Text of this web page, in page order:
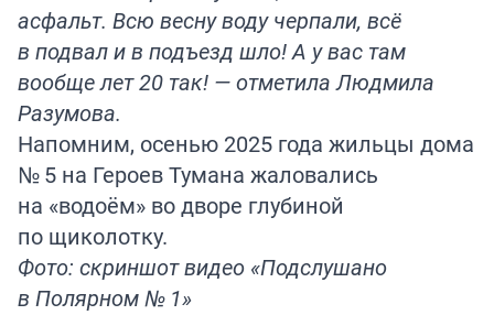
асфальт. Всю весну воду черпали, всё
в подвал и в подъезд шло! А у вас там
вообще лет 20 так! — отметила Людмила
Разумова.
Напомним, осенью 2025 года жильцы дома
№ 5 на Героев Тумана жаловались
на «водоём» во дворе глубиной
по щиколотку.
Фото: скриншот видео «Подслушано
в Полярном № 1»